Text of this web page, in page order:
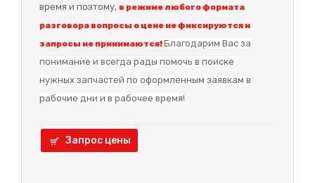
время и поэтому, в режиме любого формата
разговора вопросы о цене не фиксируются и
запросы не принимаются!Благодарим Вас за
понимание и всегда рады помочь в поиске
нужных запчастей по оформленным заявкам в
рабочие дни и в рабочее время!
Запрос цены